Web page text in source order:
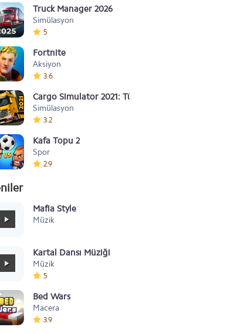
Truck Manager 2026
Simülasyon
5
Fortnite
Aksiyon
3.6
Cargo Simulator 2021: Türkiye
Simülasyon
3.2
Kafa Topu 2
Spor
2.9
Mafia Style
Müzik
Kartal Dansı Müziği
Müzik
5
Bed Wars
Macera
3.9